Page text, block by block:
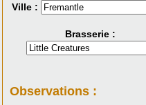
Ville :
Brasserie :
Observations :